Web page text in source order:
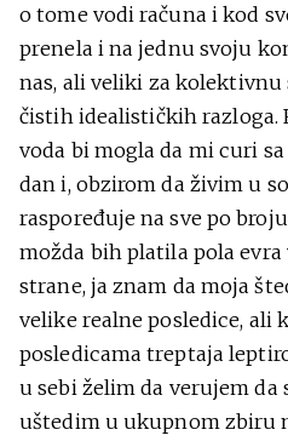
o tome vodi računa i kod
prenela i na jednu svoju
nas, ali veliki za kolektivnu
čistih idealističkih razloga.
voda bi mogla da mi curi
dan i, obzirom da živim u
raspoređuje na sve po
možda bih platila pola evra
strane, ja znam da moja
velike realne posledice, ali
posledicama treptaja
u sebi želim da verujem da
uštedim u ukupnom zbiru